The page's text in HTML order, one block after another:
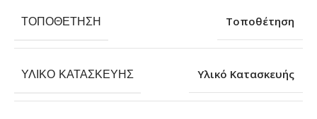
ΤΟΠΟΘΈΤΗΣΗ Τοποθέτηση
ΥΛΙΚΌ ΚΑΤΑΣΚΕΥΉΣ Υλικό Κατασκευής